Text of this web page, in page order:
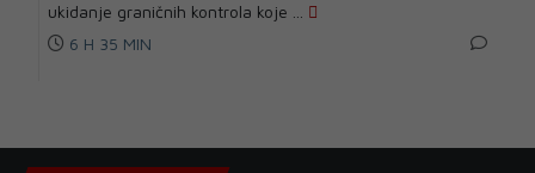
ukidanje graničnih kontrola koje ...
6 H 35 MIN